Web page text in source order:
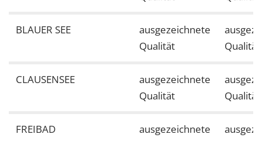
BLAUER SEE
ausgezeichnete
Qualität
Qualität
CLAUSENSEE
ausgezeichnete
Qualität
Qualität
FREIBAD
ausgezeichnete